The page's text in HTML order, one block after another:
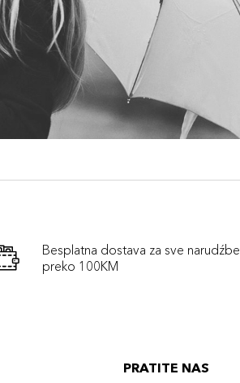
Besplatna dostava za sve narudźbe
preko 100KM
PRATITE NAS